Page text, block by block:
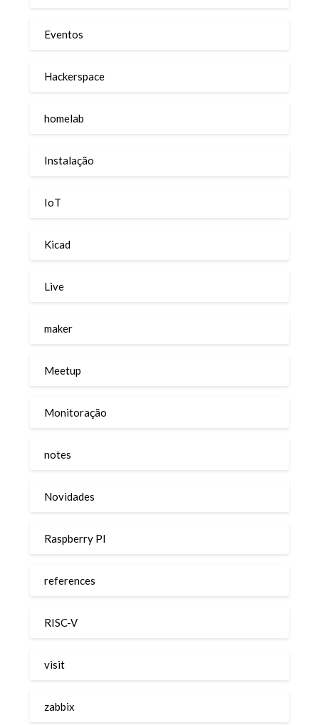
Eventos
Hackerspace
homelab
Instalação
IoT
Kicad
Live
maker
Meetup
Monitoração
notes
Novidades
Raspberry PI
references
RISC-V
visit
zabbix